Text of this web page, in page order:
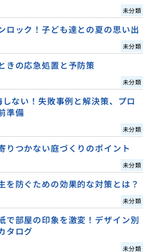
未分類
ロック！子ども達との夏の思い出
未分類
きの応急処置と予防策
未分類
ない！失敗事例と解決策、プロ
準備
未分類
りつかない庭づくりのポイント
未分類
を防ぐための効果的な対策とは？
未分類
で部屋の印象を激変！デザイン別
タログ
未分類